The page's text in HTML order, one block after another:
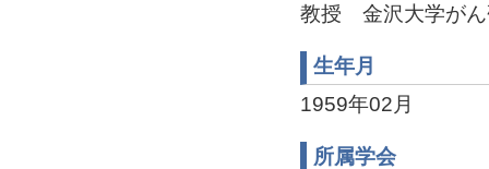
教授 金沢大学がん
生年月
1959年02月
所属学会